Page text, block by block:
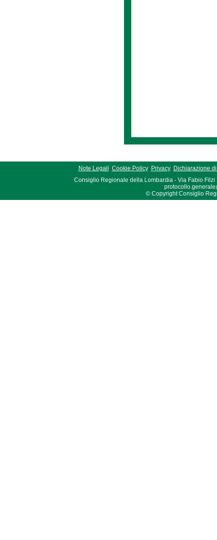
Note Legali Cookie Policy Privacy
Dichiarazione
Consiglio Regionale della Lombardia - Via Fabio Filzi
© Copyright Consiglio